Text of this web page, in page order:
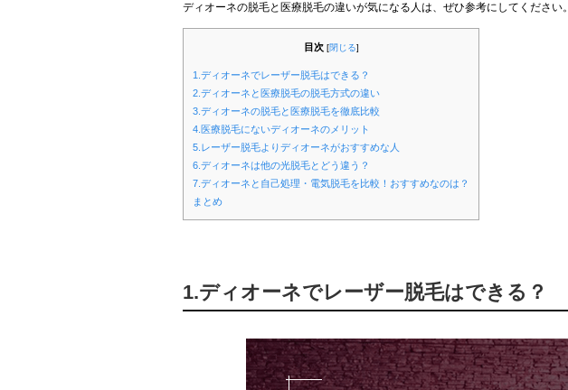
ディオーネの脱毛と医療脱毛の違いが気になる人は、ぜひ参考にしてください。
目次 [閉じる]
1.ディオーネでレーザー脱毛はできる？
2.ディオーネと医療脱毛の脱毛方式の違い
3.ディオーネの脱毛と医療脱毛を徹底比較
4.医療脱毛にないディオーネのメリット
5.レーザー脱毛よりディオーネがおすすめな人
6.ディオーネは他の光脱毛とどう違う？
7.ディオーネと自己処理・電気脱毛を比較！おすすめなのは？
まとめ
1.ディオーネでレーザー脱毛はできる？